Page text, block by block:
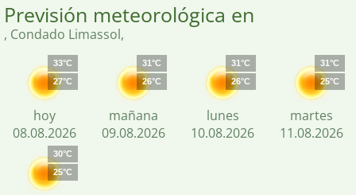
Previsión meteorológica en
, Condado Limassol,
33°C
27°C
hoy
08.08.2026
31°C
26°C
mañana
09.08.2026
31°C
26°C
lunes
10.08.2026
31°C
25°C
martes
11.08.2026
30°C
25°C